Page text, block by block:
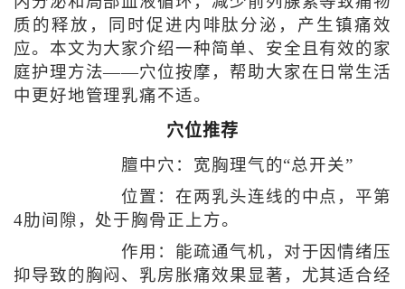
质的释放，同时促进内啡肽分泌，产生镇痛效
应。本文为大家介绍一种简单、安全且有效的家
庭护理方法——穴位按摩，帮助大家在日常生活
中更好地管理乳痛不适。
穴位推荐
膻中穴：宽胸理气的“总开关”
位置：在两乳头连线的中点，平第
4肋间隙，处于胸骨正上方。
作用：能疏通气机，对于因情绪压
抑导致的胸闷、乳房胀痛效果显著，尤其适合经